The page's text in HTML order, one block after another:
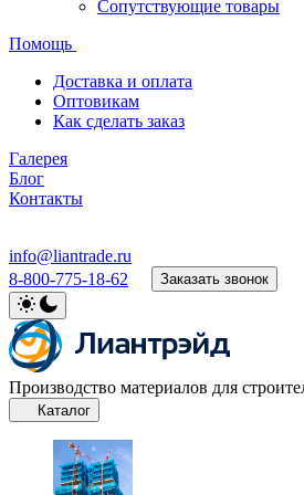
Сопутствующие товары
Помощь
Доставка и оплата
Оптовикам
Как сделать заказ
Галерея
Блог
Контакты
info@liantrade.ru
8-800-775-18-62
Заказать звонок
Производство материалов для
Каталог